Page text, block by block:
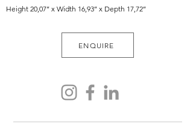
Height 20,07’’ x Width 16,93’’ x Depth 17,72’’
ENQUIRE